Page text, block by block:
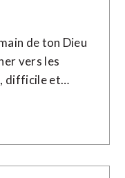
de ton Dieu
vers les
difficile et…